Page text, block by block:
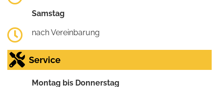
Samstag
nach Vereinbarung
Service
Montag bis Donnerstag